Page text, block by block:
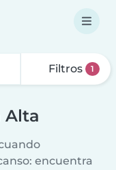
Filtros 1
Alta
encuentra